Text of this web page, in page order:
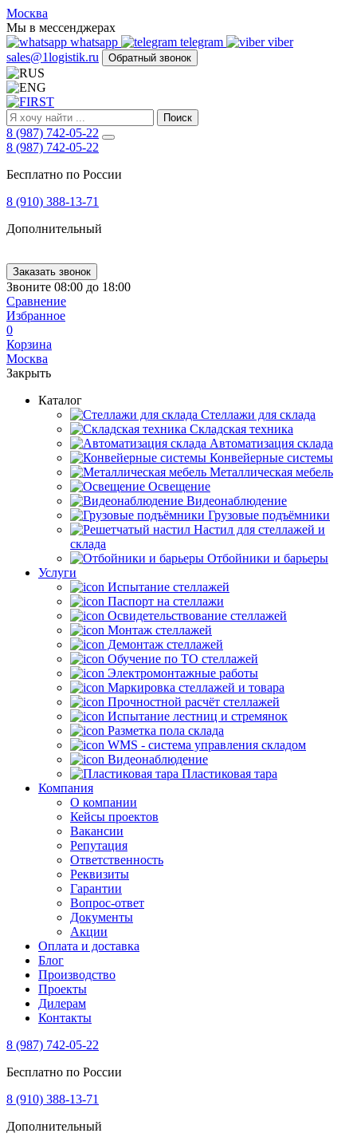
FIRST
Адрес
и
телефон:
Москва,
Алтуфьевское
ш.
д.
48,
корпус
2,
офис
127549
Россия
250-
21-
51,
E-
mail:
sales@1Logistik.ru
Москва
Мы в мессенджерах
whatsapp
telegram
viber
sales@1logistik.ru
Обратный звонок
Поиск
8 (987) 742-05-22
8 (987) 742-05-22
Бесплатно по России
8 (910) 388-13-71
Дополнительный
Заказать звонок
Звоните 08:00 до 18:00
Сравнение
Избранное
0
Корзина
Москва
Закрыть
Каталог
Cтеллажи для склада
Складская техника
Автоматизация склада
Конвейерные системы
Металлическая мебель
Освещение
Видеонаблюдение
Грузовые подъёмники
Настил для стеллажей и
склада
Отбойники и барьеры
Услуги
Испытание стеллажей
Паспорт на стеллажи
Освидетельствование стеллажей
Монтаж стеллажей
Демонтаж стеллажей
Обучение по ТО стеллажей
Электромонтажные работы
Маркировка стеллажей и товара
Прочностной расчёт стеллажей
Испытание лестниц и стремянок
Разметка пола склада
WMS - система управления складом
Видеонаблюдение
Пластиковая тара
Компания
О компании
Кейсы проектов
Вакансии
Репутация
Ответственность
Реквизиты
Гарантии
Вопрос-ответ
Документы
Акции
Оплата и доставка
Блог
Производство
Проекты
Дилерам
Контакты
8 (987) 742-05-22
Бесплатно по России
8 (910) 388-13-71
Дополнительный